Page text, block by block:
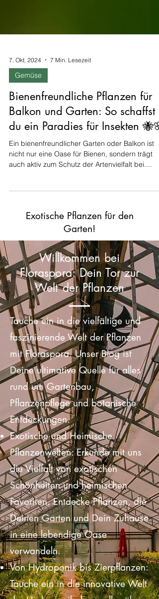
7. Okt. 2024
Gemüse
Bienenfreundliche Pflanzen für
Balkon und Garten: So schaffst
du ein Paradies für Insekten 🐝🌸
Ein bienenfreundlicher Garten oder Balkon ist
Exotische Pflanzen für den
Garten!
Willkommen bei
Floraspora: Dein Tor zur
Welt der Pflanzen
Tauche ein in die vielfältige und
faszinierende Welt der Pflanzen
mit Floraspora. Unser Blog ist
Deine ultimative Quelle für alles
rund um Gartenbau,
Pflanzenpflege und botanische
Entdeckungen.
Exotische und Heimische
Pflanzenwelten: Erkunde mit uns
die Vielfalt von exotischen
Schönheiten und heimischen
Favoriten. Entdecke Pflanzen, die
Deinen Garten und Dein Zuhause
in eine lebendige Oase
verwandeln.
Von Hydroponik bis Zierpflanzen: